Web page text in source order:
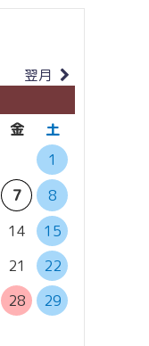
翌月
金
土
1
7
8
14
15
21
22
28
29